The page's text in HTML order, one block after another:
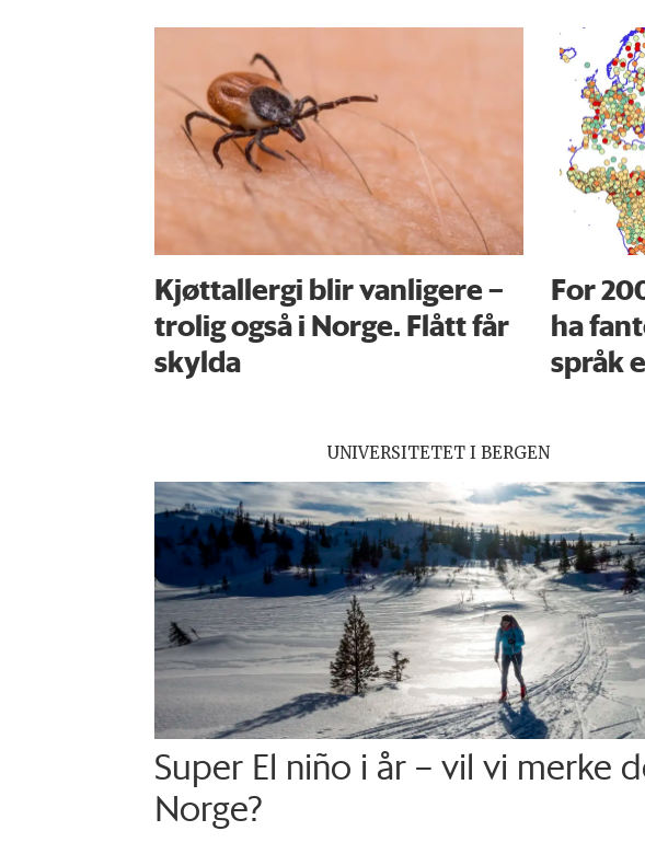
Kjøttallergi blir vanligere –
trolig også i Norge. Flått får
skylda
For
ha
språk
UNIVERSITETET I BERGEN
Super El niño i år – vil vi merke
Norge?